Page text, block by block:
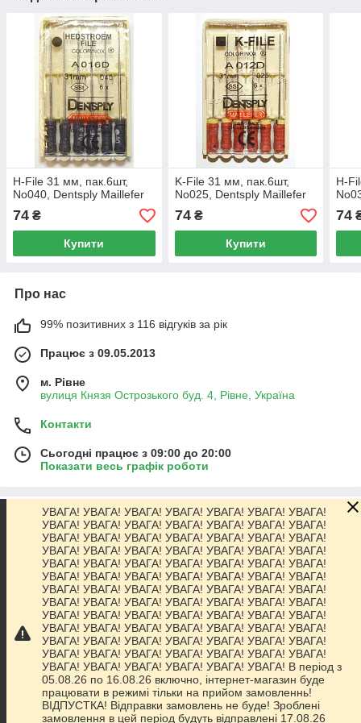
H-File 31 мм, пак.6шт,
No040, Dentsply Maillefer
74 ₴
Купити
K-File 31 мм, пак.6шт,
No025, Dentsply Maillefer
74₴
Купити
H-
74
Про нас
99% позитивних з 116 відгуків за рік
Працює з 09.05.2013
м. Рівне
вулиця Князя Острозького буд. 4, Рівне, Україна
Контакти
Сьогодні працює з 09:00 до 20:00
Показати весь графік роботи
Про нас
Контакти
Доставка та оплата
Графік роботи
Повна версія сайту
Сайт створено на маркетплейсіProm.ua
УВАГА! УВАГА! УВАГА! УВАГА! УВАГА! УВАГА! УВАГА!
УВАГА! УВАГА! УВАГА! УВАГА! УВАГА! УВАГА! УВАГА!
УВАГА! УВАГА! УВАГА! УВАГА! УВАГА! УВАГА! УВАГА!
УВАГА! УВАГА! УВАГА! УВАГА! УВАГА! УВАГА! УВАГА!
УВАГА! УВАГА! УВАГА! УВАГА! УВАГА! УВАГА! УВАГА!
УВАГА! УВАГА! УВАГА! УВАГА! УВАГА! УВАГА! УВАГА!
УВАГА! УВАГА! УВАГА! УВАГА! УВАГА! УВАГА! УВАГА!
УВАГА! УВАГА! УВАГА! УВАГА! УВАГА! УВАГА! УВАГА!
УВАГА! УВАГА! УВАГА! УВАГА! УВАГА! УВАГА! УВАГА!
УВАГА! УВАГА! УВАГА! УВАГА! УВАГА! УВАГА! УВАГА!
УВАГА! УВАГА! УВАГА! УВАГА! УВАГА! УВАГА! УВАГА!
УВАГА! УВАГА! УВАГА! УВАГА! УВАГА! УВАГА! УВАГА!
УВАГА! УВАГА! УВАГА! УВАГА! УВАГА! УВАГА! В період з
05.08.26 по 16.08.26 включно, інтернет-магазин буде
працювати в режимі тільки на прийом замовленнь!
ВІДПУСТКА! Відправки замовлень не буде! Зроблені
замовлення в цей період будуть відправлені 17.08.26